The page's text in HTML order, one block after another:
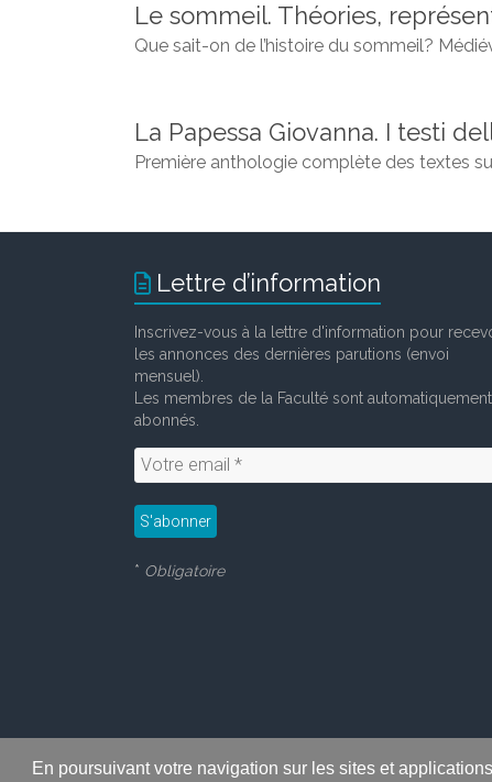
En poursuivant votre navigation sur les sites et
Le sommeil. Théories,
Que sait-on de l’histoire du sommeil?
La Papessa Giovanna. I testi
Première anthologie complète des textes
Lettre d’information
Inscrivez-vous à la lettre d'information pour
les annonces des dernières parutions (envoi
mensuel).
Les membres de la Faculté sont automatiquement
abonnés.
* Obligatoire